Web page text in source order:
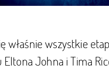
właśnie wszystkie
Johna i Tima